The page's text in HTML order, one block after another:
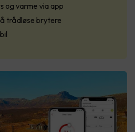
og varme via app
trådløse brytere